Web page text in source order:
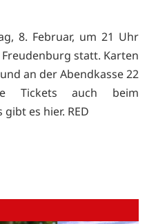
8. Februar, um 21 Uhr
statt. Karten
an der Abendkasse 22
Tickets auch beim
gibt es hier. RED